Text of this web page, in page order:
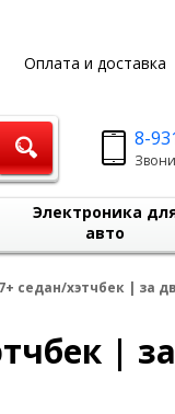
Оплата и доставка
8-
Электроника
авто
седан/хэтчбек | за
|